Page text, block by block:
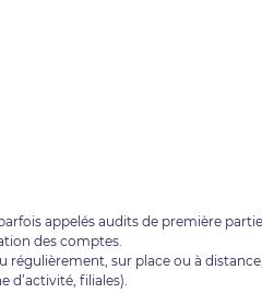
appelés audits de première
des comptes.
régulièrement, sur place ou à
d’activité, filiales).